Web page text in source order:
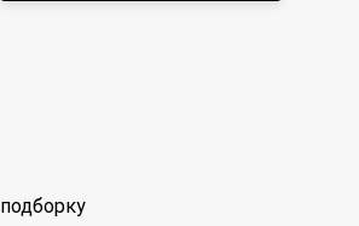
подборку